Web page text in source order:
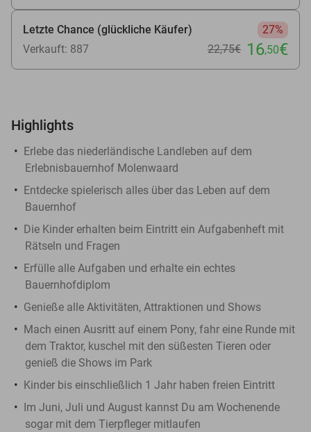
Letzte Chance (glückliche Käufer)
27%
Verkauft: 887
22,75€ 16,50€
Highlights
Erlebe das niederländische Landleben auf dem
Erlebnisbauernhof Molenwaard
Entdecke spielerisch alles über das Leben auf dem
Bauernhof
Die Kinder erhalten beim Eintritt ein Aufgabenheft mit
Rätseln und Fragen
Erfülle alle Aufgaben und erhalte ein echtes
Bauernhofdiplom
Genieße alle Aktivitäten, Attraktionen und Shows
Mach einen Ausritt auf einem Pony, fahr eine Runde mit
dem Traktor, kuschel mit den süßesten Tieren oder
genieß die Shows im Park
Kinder bis einschließlich 1 Jahr haben freien Eintritt
Im Juni, Juli und August kannst Du am Wochenende
sogar mit dem Tierpfleger mitlaufen